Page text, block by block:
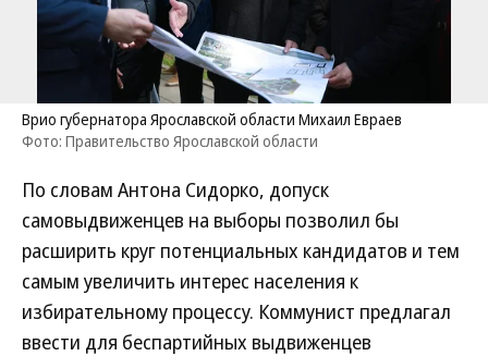
Врио губернатора Ярославской области Михаил Евраев
Фото: Правительство Ярославской области
По словам Антона Сидорко, допуск
самовыдвиженцев на выборы позволил бы
расширить круг потенциальных кандидатов и тем
самым увеличить интерес населения к
избирательному процессу. Коммунист предлагал
ввести для беспартийных выдвиженцев